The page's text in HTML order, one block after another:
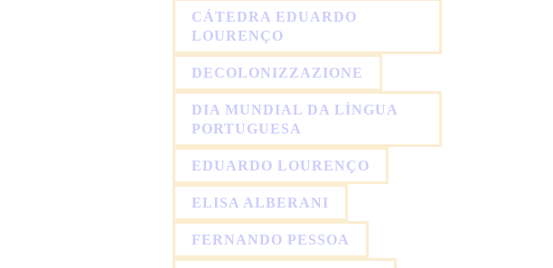
CÁTEDRA EDUARDO
LOURENÇO
DECOLONIZZAZIONE
DIA MUNDIAL DA LÍNGUA
PORTUGUESA
EDUARDO LOURENÇO
ELISA ALBERANI
FERNANDO PESSOA